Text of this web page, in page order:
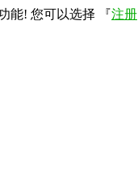
能! 您可以选择 『注册